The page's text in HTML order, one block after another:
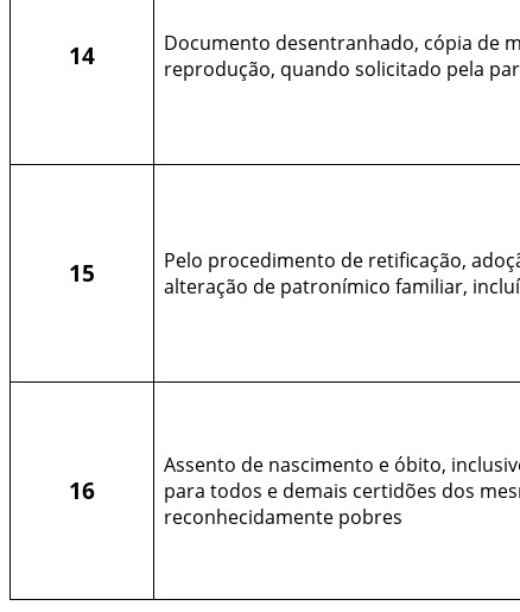
14
Documento desentranhado, cópia de
reprodução, quando solicitado pela
15
Pelo procedimento de retificação,
alteração de patronímico familiar,
16
Assento de nascimento e óbito,
para todos e demais certidões dos
reconhecidamente pobres